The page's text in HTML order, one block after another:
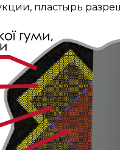
пластырь